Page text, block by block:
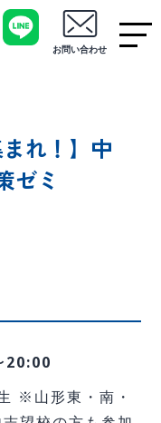
お問い合わせ
まれ！】中
ゼミ
20:00
※山形東・南・